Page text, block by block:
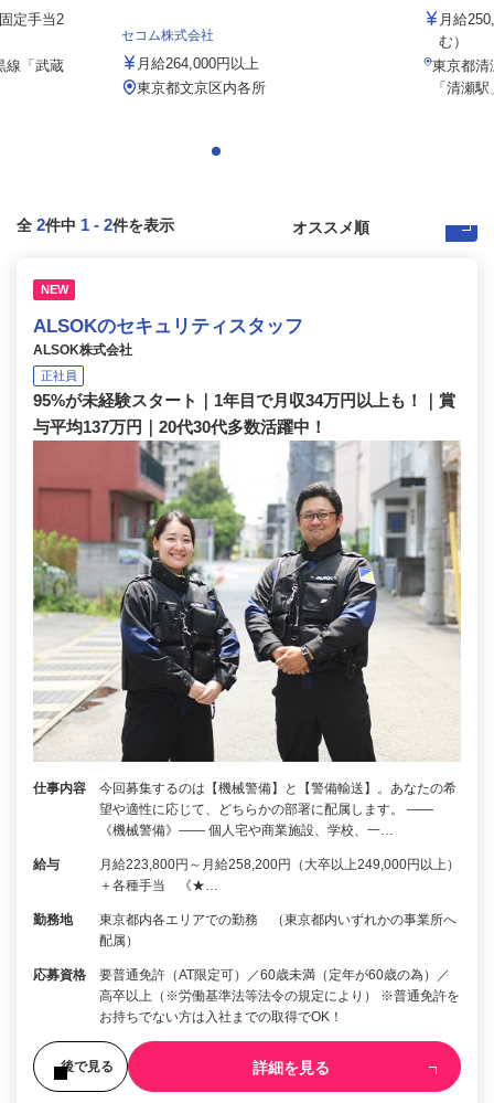
定手当2
線「武蔵
セコム株式会社
月給264,000円以上
東京都文京区内各所
月給
む）
東京都清
「清瀬
全 2件中 1 - 2件を表示
NEW
ALSOKのセキュリティスタッフ
ALSOK株式会社
正社員
95%が未経験スタート｜1年目で月収34万円以上も！｜賞
与平均137万円｜20代30代多数活躍中！
仕事内容
今回募集するのは【機械警備】と【警備輸送】。あなたの希
望や適性に応じて、どちらかの部署に配属します。 ――
《機械警備》―― 個人宅や商業施設、学校、一…
給与
月給223,800円～月給258,200円（大卒以上249,000円以上）
＋各種手当 《★…
勤務地
東京都内各エリアでの勤務 （東京都内いずれかの事業所へ
配属）
応募資格
要普通免許（AT限定可）／60歳未満（定年が60歳の為）／
高卒以上（※労働基準法等法令の規定により） ※普通免許を
お持ちでない方は入社までの取得でOK！
後で見る 詳細を見る